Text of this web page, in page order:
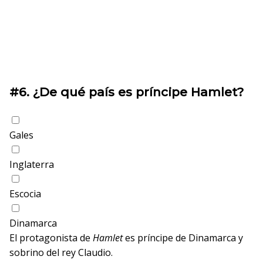
#6. ¿De qué país es príncipe Hamlet?
Gales
Inglaterra
Escocia
Dinamarca
El protagonista de Hamletes príncipe de Dinamarca y
sobrino del rey Claudio.